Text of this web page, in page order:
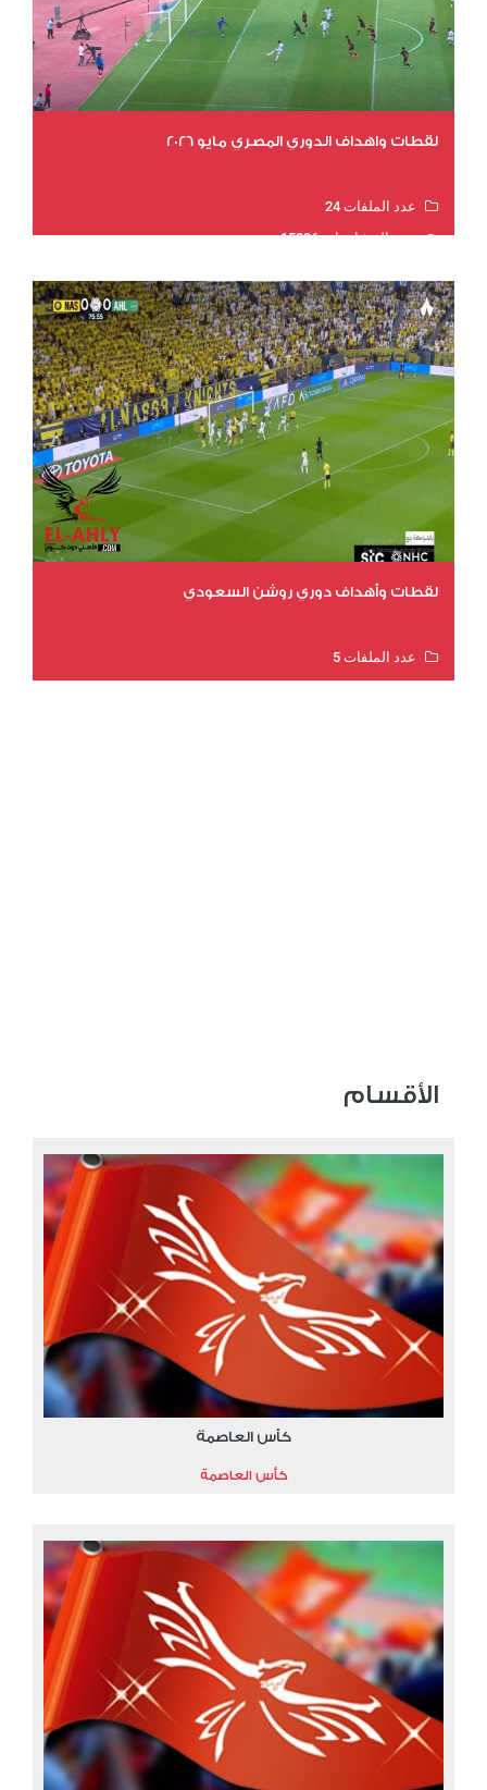
لقطات واهداف الدوري المصري مايو 2026
عدد الملفات 24
عدد المشاهدات 15326
لقطات وأهداف دوري روشن السعودي
عدد الملفات 5
الأقسام
كأس العاصمة
كأس العاصمة